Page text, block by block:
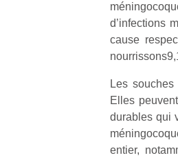
d’infections
cause
Les
Elles
durables qui
entier,